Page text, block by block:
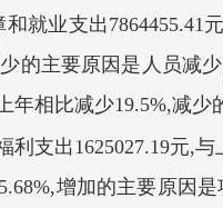
就业支出
的主要原因是人员减
年相比减少19.5%,减少
利支出1625027.19元,
增加的主要原因